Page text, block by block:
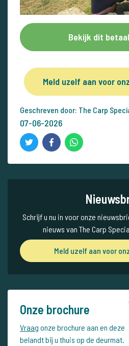
Bekijk dit
Meld uzelf aan voor
Geschreven door: The Carp
07-06-2026
Schrijf u nu in voor onze
nieuws van The Carp
Meld uzelf aan voor
Onze brochure
Vraag onze brochure aan en deze
belandt bij u thuis op de deurmat.